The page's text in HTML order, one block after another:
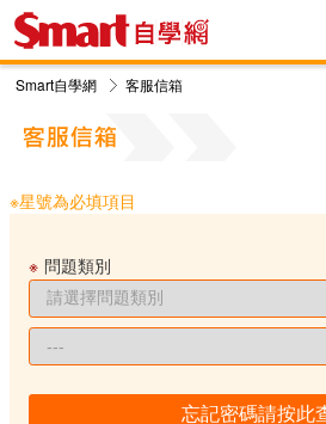
Smart自學網 客服信箱
※星號為必填項目
※ 問題類別
忘記密碼請按此